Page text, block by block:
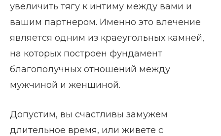
увеличить тягу к интиму между вами и
вашим партнером. Именно это влечение
является одним из краеугольных камней,
на которых построен фундамент
благополучных отношений между
мужчиной и женщиной.
Допустим, вы счастливы замужем
длительное время, или живете с